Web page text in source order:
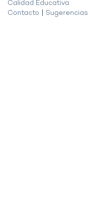
Calidad Educativa
Contacto
Sugerencias